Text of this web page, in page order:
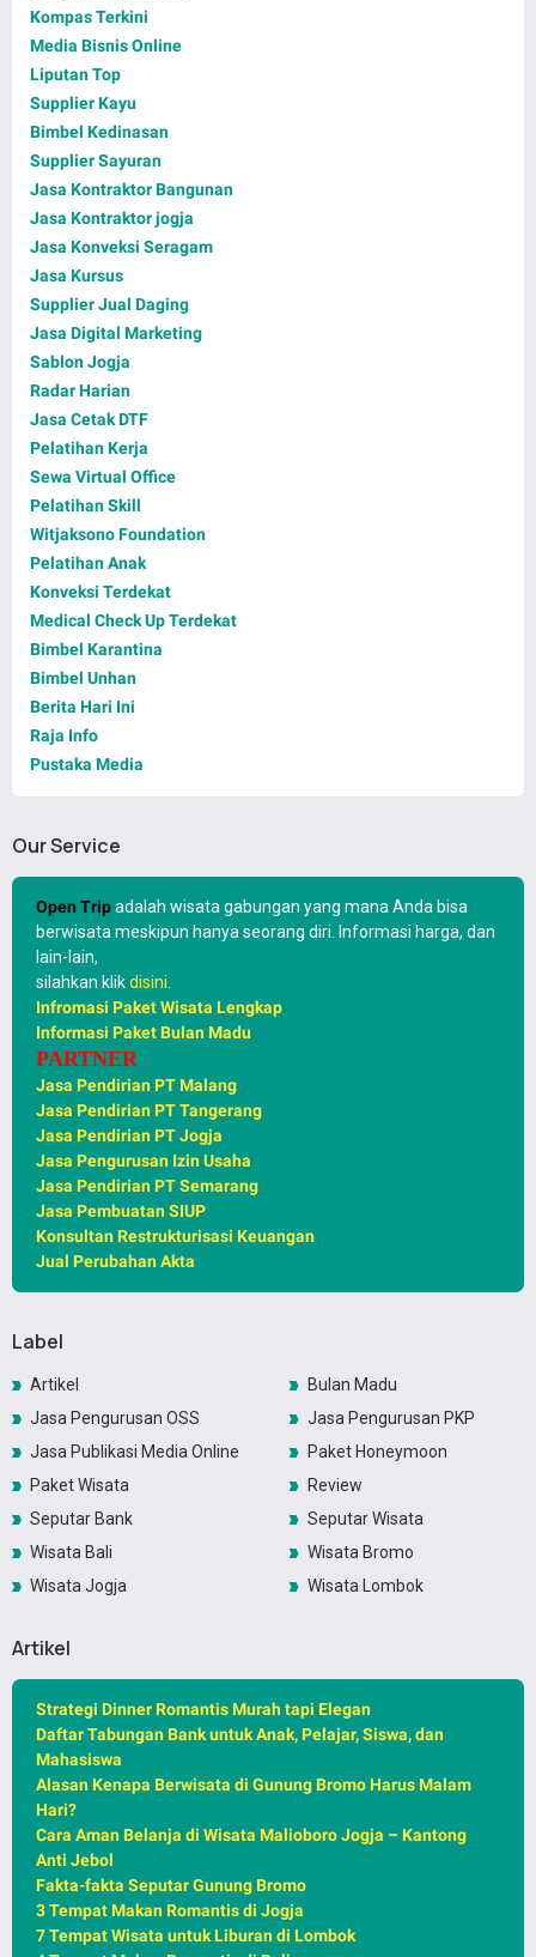
Kompas Terkini
Media Bisnis Online
Liputan Top
Supplier Kayu
Bimbel Kedinasan
Supplier Sayuran
Jasa Kontraktor Bangunan
Jasa Kontraktor jogja
Jasa Konveksi Seragam
Jasa Kursus
Supplier Jual Daging
Jasa Digital Marketing
Sablon Jogja
Radar Harian
Jasa Cetak DTF
Pelatihan Kerja
Sewa Virtual Office
Pelatihan Skill
Witjaksono Foundation
Pelatihan Anak
Konveksi Terdekat
Medical Check Up Terdekat
Bimbel Karantina
Bimbel Unhan
Berita Hari Ini
Raja Info
Pustaka Media
Our Service
Open Tripadalah wisata gabungan yang mana Anda bisa
berwisata meskipun hanya seorang diri. Informasi harga, dan
lain-lain,
silahkan klikdisini.
Infromasi Paket Wisata Lengkap
Informasi Paket Bulan Madu
PARTNER
Jasa Pendirian PT Malang
Jasa Pendirian PT Tangerang
Jasa Pendirian PT Jogja
Jasa Pengurusan Izin Usaha
Jasa Pendirian PT Semarang
Jasa Pembuatan SIUP
Konsultan Restrukturisasi Keuangan
Jual Perubahan Akta
Label
Artikel
Bulan Madu
Jasa Pengurusan OSS
Jasa Pengurusan PKP
Jasa Publikasi Media Online
Paket Honeymoon
Paket Wisata
Review
Seputar Bank
Seputar Wisata
Wisata Bali
Wisata Bromo
Wisata Jogja
Wisata Lombok
Artikel
Strategi Dinner Romantis Murah tapi Elegan
Daftar Tabungan Bank untuk Anak, Pelajar, Siswa, dan
Mahasiswa
Alasan Kenapa Berwisata di Gunung Bromo Harus Malam
Hari?
Cara Aman Belanja di Wisata Malioboro Jogja – Kantong
Anti Jebol
Fakta-fakta Seputar Gunung Bromo
3 Tempat Makan Romantis di Jogja
7 Tempat Wisata untuk Liburan di Lombok